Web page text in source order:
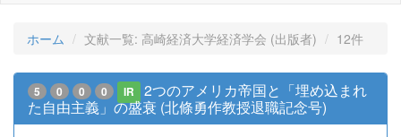
ホーム 文献一覧: 高崎経済大学経済学会 (出版者) 12件
5 0 0 0 IR
2つのアメリカ帝国と「埋め込まれ
た自由主義」の盛衰 (北條勇作教授退職記念号)